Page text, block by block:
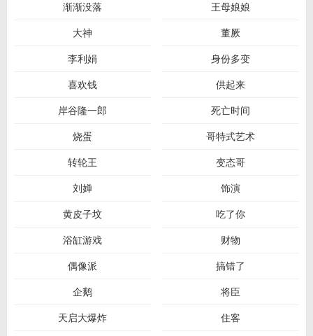
渐渐没落
王母娘娘
大神
董厥
李利娟
身份多变
喜欢钱
供起来
岸谷隆一郎
死亡时间
烧蛋
哥特式艺术
转轮王
变态哥
刘婵
饰演
黄皮子坟
吃了你
浴缸游戏
财物
偶像派
搞错了
企鹅
将臣
天启大爆炸
住客